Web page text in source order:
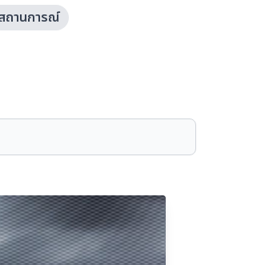
ถานการณ์